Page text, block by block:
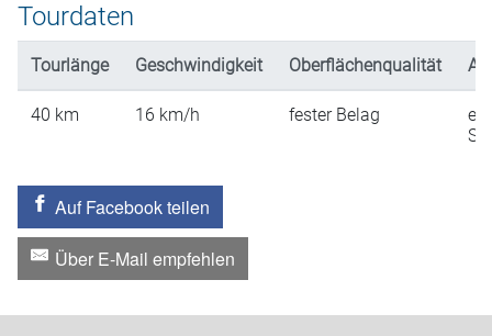
Tourdaten
Tourlänge Geschwindigkeit Oberflächenqualität
40 km 16 km/h fester Belag
Auf Facebook teilen
Über E-Mail empfehlen